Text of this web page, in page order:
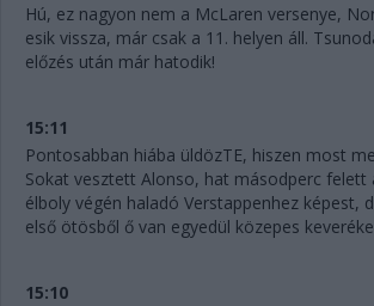
Hú, ez nagyon nem a McLaren versenye,
esik vissza, már csak a 11. helyen áll.
előzés után már hatodik!
15:11
Pontosabban hiába üldözTE, hiszen most
Sokat vesztett Alonso, hat másodperc felett
élboly végén haladó Verstappenhez képest,
első ötösből ő van egyedül közepes
15:10